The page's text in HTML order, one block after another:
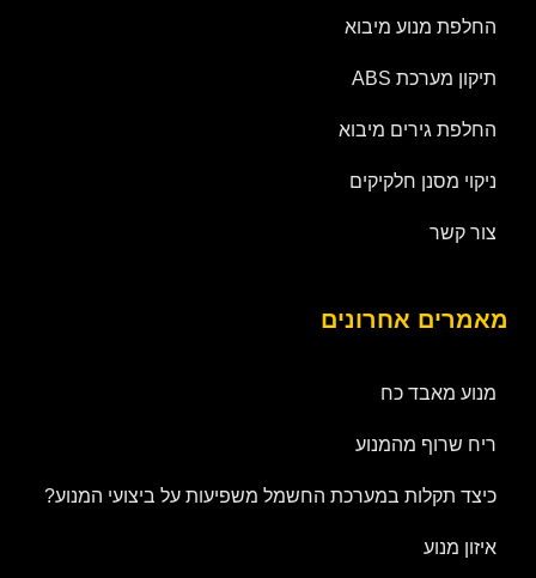
החלפת מנוע מיבוא
תיקון מערכת ABS
החלפת גירים מיבוא
ניקוי מסנן חלקיקים
צור קשר
מאמרים אחרונים
מנוע מאבד כח
ריח שרוף מהמנוע
כיצד תקלות במערכת החשמל משפיעות על ביצועי המנוע?
איזון מנוע